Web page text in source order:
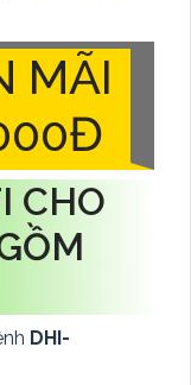
MÃI
CHO
DHI-